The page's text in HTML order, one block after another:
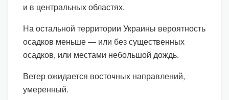
и в центральных областях.
На остальной территории Украины вероятность
осадков меньше — или без существенных
осадков, или местами небольшой дождь.
Ветер ожидается восточных направлений,
умеренный.